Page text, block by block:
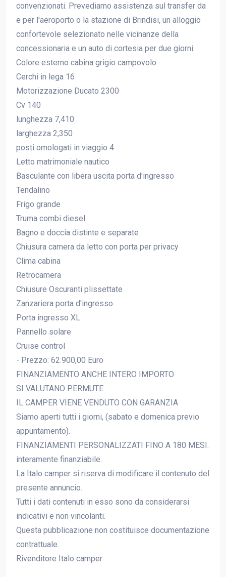
convenzionati. Prevediamo assistenza sul transfer da
e per l'aeroporto o la stazione di Brindisi, un alloggio
confortevole selezionato nelle vicinanze della
concessionaria e un auto di cortesia per due giorni.
Colore esterno cabina grigio campovolo
Cerchi in lega 16
Motorizzazione Ducato 2300
Cv 140
lunghezza 7,410
larghezza 2,350
posti omologati in viaggio 4
Letto matrimoniale nautico
Basculante con libera uscita porta d'ingresso
Tendalino
Frigo grande
Truma combi diesel
Bagno e doccia distinte e separate
Chiusura camera da letto con porta per privacy
Clima cabina
Retrocamera
Chiusure Oscuranti plissettate
Zanzariera porta d'ingresso
Porta ingresso XL
Pannello solare
Cruise control
- Prezzo: 62.900,00 Euro
FINANZIAMENTO ANCHE INTERO IMPORTO
SI VALUTANO PERMUTE
IL CAMPER VIENE VENDUTO CON GARANZIA
Siamo aperti tutti i giorni, (sabato e domenica previo
appuntamento).
FINANZIAMENTI PERSONALIZZATI FINO A 180 MESI.
interamente finanziabile.
La Italo camper si riserva di modificare il contenuto del
presente annuncio.
Tutti i dati contenuti in esso sono da considerarsi
indicativi e non vincolanti.
Questa pubblicazione non costituisce documentazione
contrattuale.
Rivenditore Italo camper